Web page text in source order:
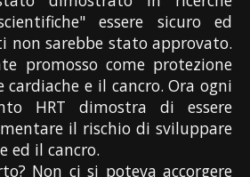
essere sicuro ed
non sarebbe stato approvato.
promosso come protezione
e il cancro. Ora ogni
HRT dimostra di essere
il rischio di sviluppare
ed il cancro.
Non ci si poteva accorgere